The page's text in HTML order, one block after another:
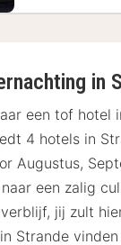
in
een tof hotel
4 hotels in
Augustus,
een zalig
jij zult
Strande